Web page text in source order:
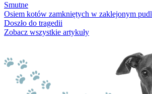
Smutne
Osiem kotów zamkniętych w zaklejonym
Doszło do tragedii
Zobacz wszystkie artykuły